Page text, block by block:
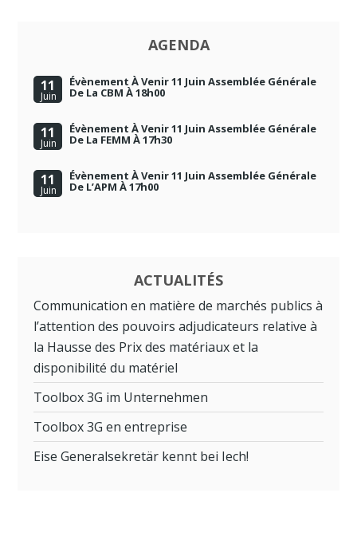
AGENDA
11
Juin
Évènement À Venir 11 Juin Assemblée Générale
De La CBM À 18h00
11
Juin
Évènement À Venir 11 Juin Assemblée Générale
De La FEMM À 17h30
11
Juin
Évènement À Venir 11 Juin Assemblée Générale
De L’APM À 17h00
ACTUALITÉS
Communication en matière de marchés publics à
l’attention des pouvoirs adjudicateurs relative à
la Hausse des Prix des matériaux et la
disponibilité du matériel
Toolbox 3G im Unternehmen
Toolbox 3G en entreprise
Eise Generalsekretär kennt bei Iech!